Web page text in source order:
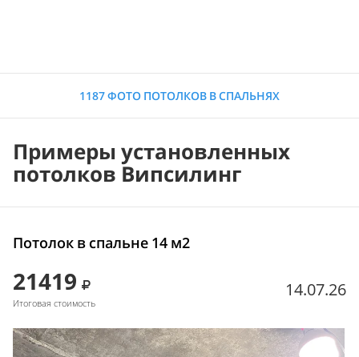
1187 ФОТО ПОТОЛКОВ В СПАЛЬНЯХ
Примеры установленных
потолков Випсилинг
Потолок в спальне 14 м2
21419
Итоговая стоимость
14.07.26